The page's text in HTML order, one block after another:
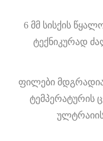
6 მმ სისქის
ტექნიკურად
ფილები მდგრადია
ტემპერატურის